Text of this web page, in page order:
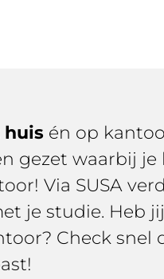
huis én op
gezet waarbij je
Via SUSA
je studie. Heb
Check snel